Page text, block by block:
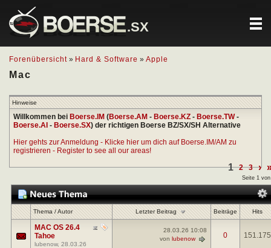
.SX
Forenübersicht » Hard & Software » Apple
Mac
Hinweise
Willkommen bei Boerse.IM (Boerse.AM - Boerse.KZ - Boerse.TW-
Boerse.AI - Boerse.SX) der richtigen Boerse BZ/SX/SH Alternative
Hier gehts zur Anmeldung - Klicke hier um dich auf Boerse.IM/AM zu
registrieren - Register to see all our areas!
1 2 3 ›
Seite 1
Thema/Autor Letzter Beitrag Beiträge Hits
MAC OS 26.4
Tahoe
lubenow, 28.03.26
28.03.26 10:08
von lubenow 0 151.175